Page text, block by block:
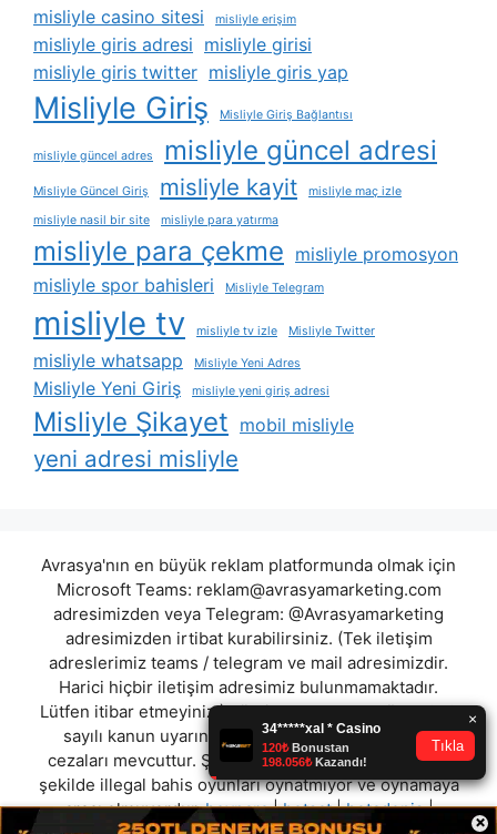
×
misliyle casino sitesi misliyle erişim
misliyle giris adresi misliyle girisi
misliyle giris twitter misliyle giris yap
Misliyle Giriş Misliyle Giriş Bağlantısı
misliyle güncel adres misliyle güncel adresi
Misliyle Güncel Giriş misliyle kayit
misliyle maç izle
misliyle nasil bir site
misliyle para yatırma
misliyle para çekme misliyle promosyon
misliyle spor bahisleri
Misliyle Telegram
misliyle tv misliyle tv izle Misliyle Twitter
misliyle whatsapp Misliyle Yeni Adres
Misliyle Yeni Giriş misliyle yeni giriş adresi
Misliyle Şikayet mobil misliyle
yeni adresi misliyle
Avrasya'nın en büyük reklam platformunda olmak için
Microsoft Teams: reklam@avrasyamarketing.com
adresimizden veya Telegram: @Avrasyamarketing
adresimizden irtibat kurabilirsiniz. (Tek iletişim
adreslerimiz teams / telegram ve mail adresimizdir.
Harici hiçbir iletişim adresimiz bulunmamaktadır.
Lütfen itibar etmeyiniz.) Türkiye yasalarına göre 7258
sayılı kanun uyarınca yasa dışı bahis oynamanın
cezaları mevcuttur. Şu an bulunduğunuz site hiç bir
şekilde illegal bahis oyunları oynatmıyor ve oynamaya
aracı olmuyordur.beypara|betsat|betadonis|